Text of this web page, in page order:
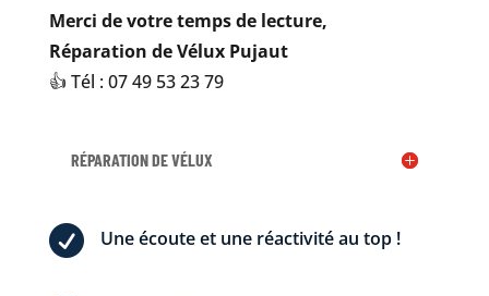
Merci de votre temps de lecture,
Réparation de Vélux Pujaut
👍 Tél : 07 49 53 23 79
RÉPARATION DE VÉLUX
 Une écoute et une réactivité au top !